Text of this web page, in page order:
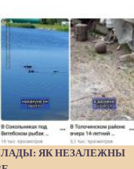
ЯК НЕЗАЛЕЖНЫ